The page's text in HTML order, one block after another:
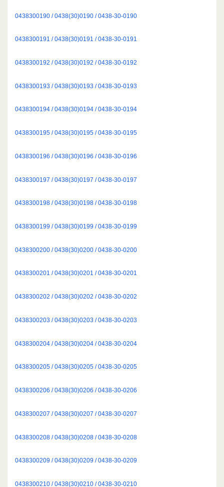
0438300190 / 0438(30)0190 / 0438-30-0190
0438300191 / 0438(30)0191 / 0438-30-0191
0438300192 / 0438(30)0192 / 0438-30-0192
0438300193 / 0438(30)0193 / 0438-30-0193
0438300194 / 0438(30)0194 / 0438-30-0194
0438300195 / 0438(30)0195 / 0438-30-0195
0438300196 / 0438(30)0196 / 0438-30-0196
0438300197 / 0438(30)0197 / 0438-30-0197
0438300198 / 0438(30)0198 / 0438-30-0198
0438300199 / 0438(30)0199 / 0438-30-0199
0438300200 / 0438(30)0200 / 0438-30-0200
0438300201 / 0438(30)0201 / 0438-30-0201
0438300202 / 0438(30)0202 / 0438-30-0202
0438300203 / 0438(30)0203 / 0438-30-0203
0438300204 / 0438(30)0204 / 0438-30-0204
0438300205 / 0438(30)0205 / 0438-30-0205
0438300206 / 0438(30)0206 / 0438-30-0206
0438300207 / 0438(30)0207 / 0438-30-0207
0438300208 / 0438(30)0208 / 0438-30-0208
0438300209 / 0438(30)0209 / 0438-30-0209
0438300210 / 0438(30)0210 / 0438-30-0210